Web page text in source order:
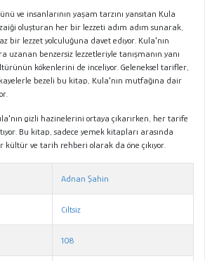
ve insanlarının yaşam tarzını yansıtan Kula
oluşturan her bir lezzeti adım adım sunarak,
bir lezzet yolculuğuna davet ediyor. Kula'nın
uzanan benzersiz lezzetleriyle tanışmanın yanı
kökenlerini de inceliyor. Geleneksel tarifler,
bezeli bu kitap, Kula'nın mutfağına dair
gizli hazinelerini ortaya çıkarırken, her tarife
Bu kitap, sadece yemek kitapları arasında
kültür ve tarih rehberi olarak da öne çıkıyor.
Adnan Şahin
Ciltsiz
108